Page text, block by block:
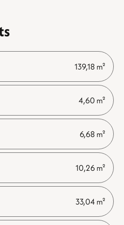
139,18 m²
4,60 m²
6,68 m²
10,26 m²
33,04 m²